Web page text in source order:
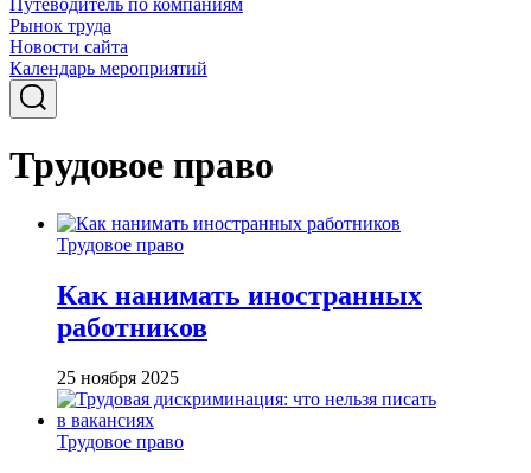
Путеводитель по компаниям
Рынок труда
Новости сайта
Календарь мероприятий
Трудовое право
Трудовое право
Как нанимать иностранных
работников
25 ноября 2025
Трудовое право